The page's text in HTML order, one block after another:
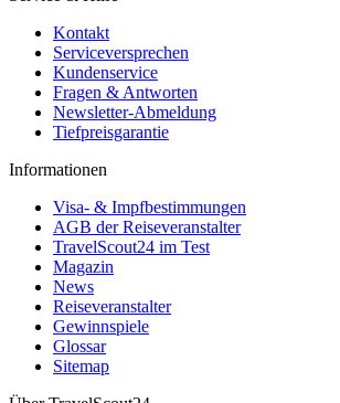
Kontakt
Serviceversprechen
Kundenservice
Fragen & Antworten
Newsletter-Abmeldung
Tiefpreisgarantie
Informationen
Visa- & Impfbestimmungen
AGB der Reiseveranstalter
TravelScout24 im Test
Magazin
News
Reiseveranstalter
Gewinnspiele
Glossar
Sitemap